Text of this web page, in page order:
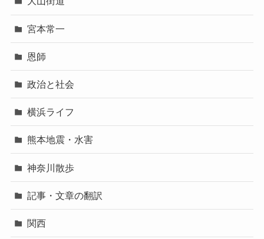
宮本常一
恩師
政治と社会
横浜ライフ
熊本地震・水害
神奈川散歩
記事・文章の翻訳
関西